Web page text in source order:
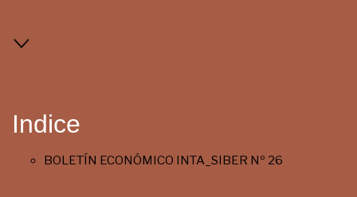
Indice
BOLETÍN ECONÓMICO INTA_SIBER Nº 26